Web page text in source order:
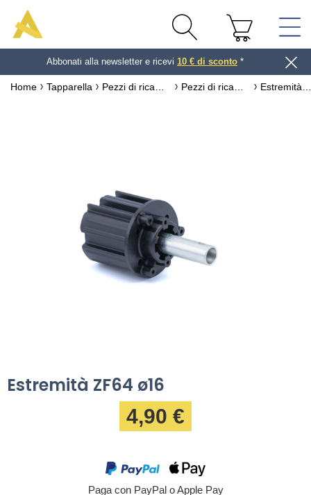
Abbonati alla newsletter e ricevi 10 € di sconto *
Home Tapparella
Estremità ZF64 ø16
4,90 €
Paga con PayPal o Apple Pay